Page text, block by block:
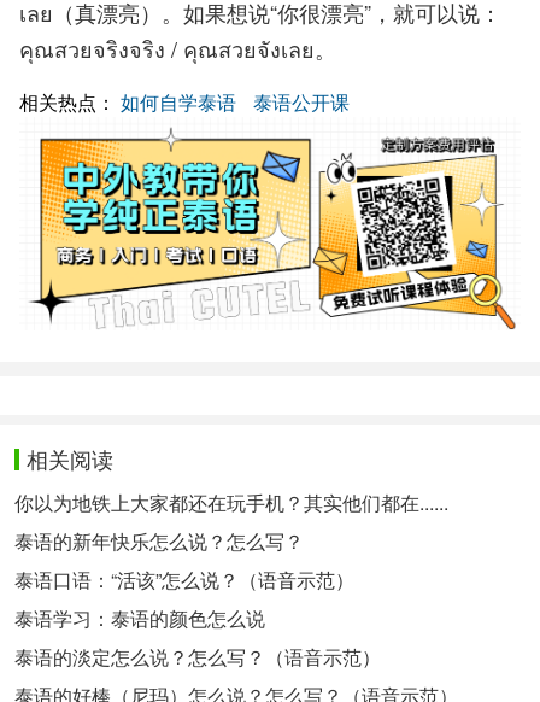
เลย（真漂亮）。如果想说“你很漂亮”，就可以说：
คุณสวยจริงจริง / คุณสวยจังเลย。
相关热点： 如何自学泰语 泰语公开课
相关阅读
你以为地铁上大家都还在玩手机？其实他们都在......
泰语的新年快乐怎么说？怎么写？
泰语口语：“活该”怎么说？（语音示范）
泰语学习：泰语的颜色怎么说
泰语的淡定怎么说？怎么写？（语音示范）
泰语的好棒（尼玛）怎么说？怎么写？（语音示范）